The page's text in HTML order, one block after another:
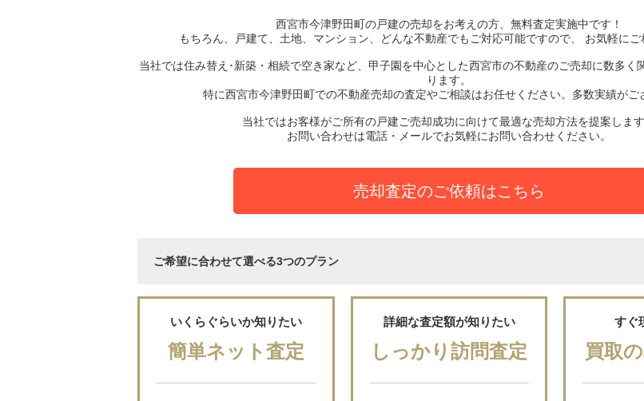
西宮市今津野田町の戸建の売却をお考えの方、無料査定実施中です！
もちろん、戸建て、土地、マンション、どんな不動産でもご対応可能ですので、 お気軽にご
当社では住み替え･新築・相続で空き家など、甲子園を中心とした西宮市の不動産のご売却に数多く
ります。
特に西宮市今津野田町での不動産売却の査定やご相談はお任せください。多数実績がご
当社ではお客様がご所有の戸建ご売却成功に向けて最適な売却方法を提案します
お問い合わせは電話・メールでお気軽にお問い合わせください。
売却査定のご依頼はこちら
ご希望に合わせて選べる3つのプラン
いくらぐらいか知りたい
簡単ネット査定
詳細な査定額が知りたい
しっかり訪問査定
すぐ
買取